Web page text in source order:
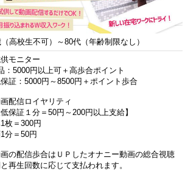
高校生不可）～80代（年齢制限なし）
供モニター
：5000円以上可＋高歩合ポイント
証：5000円～8500円＋ポイント歩合
画配信ロイヤリティ
低保証１分＝50円～200円以上支給】
枚＝300円
分＝50円
の配信歩合はＵＰしたオナニー動画の総合視聴
再生回数に応じて支払われます。